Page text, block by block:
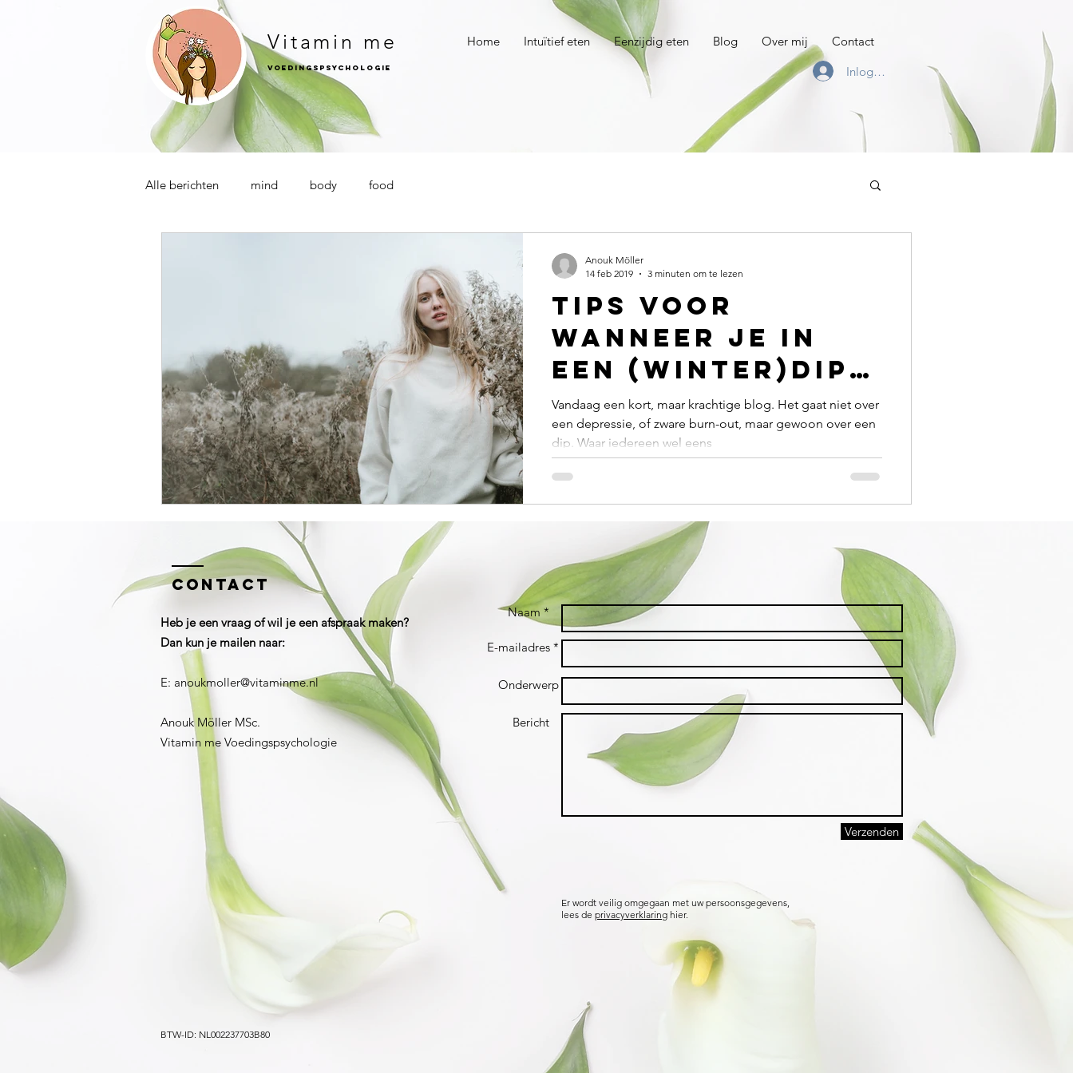
Vitamin me
Voedingspsychologie
Home Intuïtief eten Eenzijdig eten Blog Over mij
Contact
Inloggen
Alle berichten mind body food
Tips voor
wanneer je in
een (winter)dip
zit!
Vandaag een kort, maar krachtige blog. Het gaat niet over
een depressie, of zware burn-out, maar gewoon over een
dip. Waar iedereen wel eens
Anouk Möller
14 feb 2019
3 minuten om te lezen
Contact
Heb je een vraag of wil je een afspraak maken?
Dan kun je mailen naar:
E: anoukmoller@vitaminme.nl
Anouk Möller MSc.
Vitamin me Voedingspsychologie
Naam *
E-mailadres *
Onderwerp
Bericht
Verzenden
Er wordt veilig omgegaan met uw persoonsgegevens,
lees de privacyverklaring hier.
BTW-ID: NL002237703B80